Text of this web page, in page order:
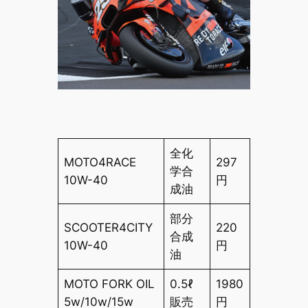
MOTO4RACE
10W-40
全化
学合
成油
297
円
SCOOTER4CITY
10W-40
部分
合成
油
220
円
MOTO FORK OIL
5w/10w/15w
0.5ℓ
販売
1980
円